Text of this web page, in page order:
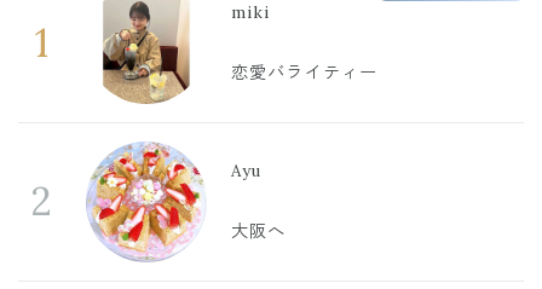
1
miki
恋愛バライティー
2
Ayu
大阪へ